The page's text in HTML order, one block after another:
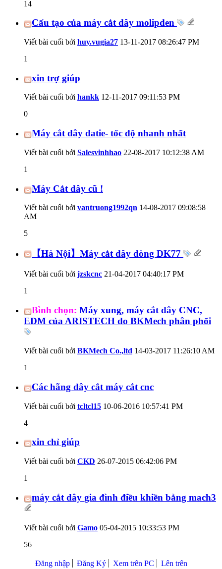
14
Cấu tạo của máy cắt dây molipden
Viết bài cuối bởi huy.vugia27 13-11-2017 08:26:47 PM
1
xin trợ giúp
Viết bài cuối bởi hankk 12-11-2017 09:11:53 PM
0
Máy cắt dây datie- tốc độ nhanh nhất
Viết bài cuối bởi Salesvinhhao 22-08-2017 10:12:38 AM
1
Máy Cắt dây cũ !
Viết bài cuối bởi vantruong1992qn 14-08-2017 09:08:58
AM
5
【Hà Nội】Máy cắt dây dòng DK77
Viết bài cuối bởi jzskcnc 21-04-2017 04:40:17 PM
1
Bình chọn: Máy xung, máy cắt dây CNC,
EDM của ARISTECH do BKMech phân phối
Viết bài cuối bởi BKMech Co.,ltd 14-03-2017 11:26:10 AM
1
Các hãng dây cắt máy cắt cnc
Viết bài cuối bởi tcltcl15 10-06-2016 10:57:41 PM
4
xin chỉ giúp
Viết bài cuối bởi CKD 26-07-2015 06:42:06 PM
1
máy cắt dây gia đình điều khiền bằng mach3
Viết bài cuối bởi Gamo 05-04-2015 10:33:53 PM
56
Đăng nhập Đăng Ký Xem trên PC Lên trên